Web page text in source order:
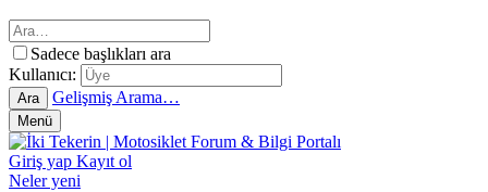
Sadece başlıkları ara
Kullanıcı:
Ara Gelişmiş Arama…
Menü
Giriş yap Kayıt ol
Neler yeni